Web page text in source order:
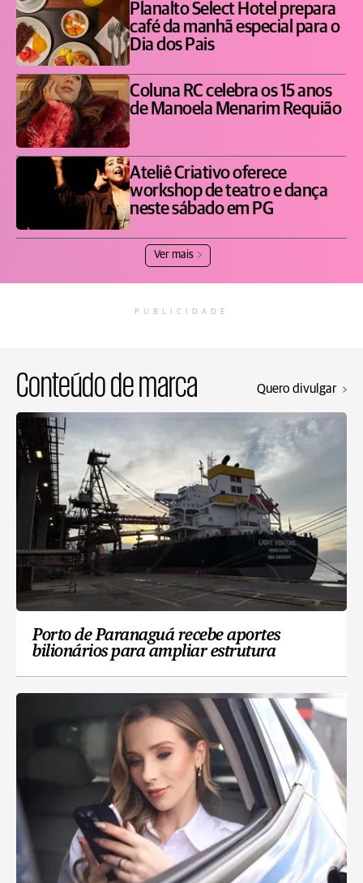
Planalto Select Hotel prepara
café da manhã especial para o
Dia dos Pais
Coluna RC celebra os 15 anos
de Manoela Menarim Requião
Ateliê Criativo oferece
workshop de teatro e dança
neste sábado em PG
Ver mais
PUBLICIDADE
Conteúdo de marca Quero divulgar
Porto de Paranaguá recebe aportes
bilionários para ampliar estrutura